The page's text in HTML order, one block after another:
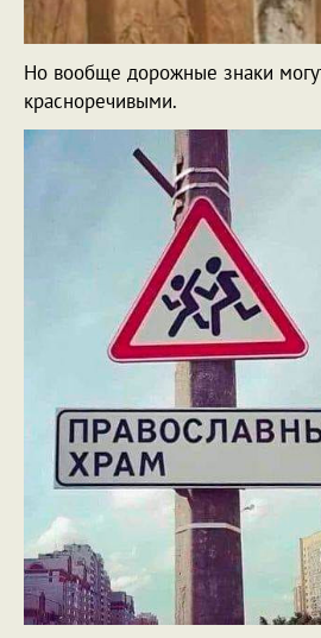
Но вообще дорожные знаки
красноречивыми.